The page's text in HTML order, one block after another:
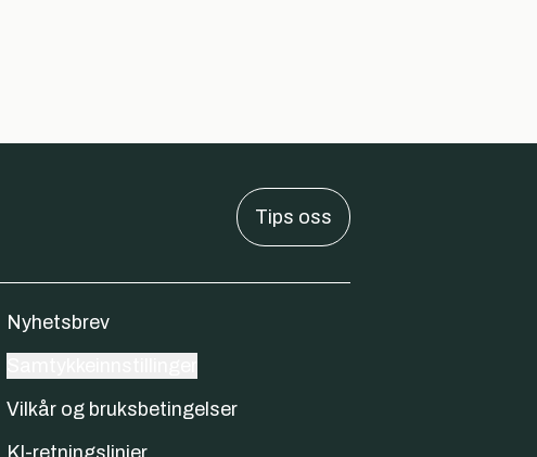
Tips oss
Nyhetsbrev
Vilkår og bruksbetingelser
KI-retningslinjer